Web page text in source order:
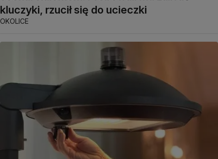
kluczyki, rzucił się do ucieczki
OKOLICE